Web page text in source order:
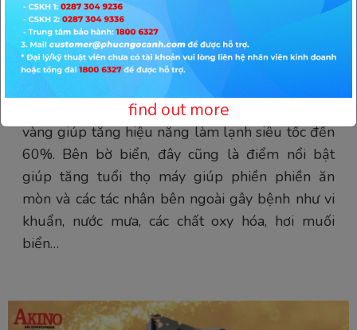
Dàn tản nhiệt mạ vàng
- Dàn nóng mạ vàng tuổi thọ máy lạnh, làm
lạnh nhanh hơn .Được trang bị dàn tản nhiệt mạ
vàng giúp tăng hiệu năng làm lạnh siêu tốc đến
60%. Bên bờ biển, đây cũng là điểm nổi bật
giúp tăng tuổi thọ máy giúp phiền phiền ăn
mòn và các tác nhân bên ngoài gây bệnh như vi
khuẩn, nước mưa, các chất oxy hóa, hơi muối
biển…
find out more